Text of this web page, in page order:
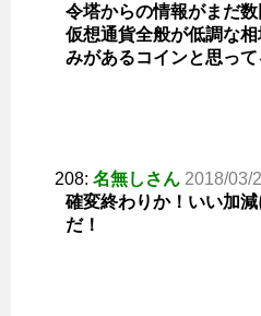
令塔からの情報がまだ
仮想通貨全般が低調な
みがあるコインと思って
208: 名無しさん 2018/03/
確変終わりか！いい加
だ！